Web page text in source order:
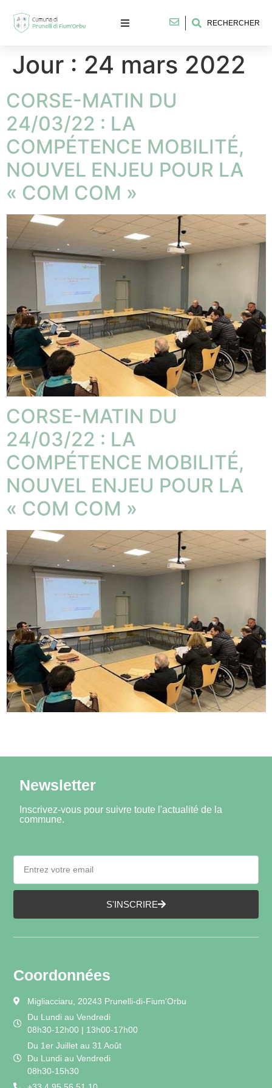
RECHERCHER
Jour : 24 mars 2022
CORSE-MATIN DU
24/03/22 : LA
COMPÉTENCE MOBILITÉ,
NOUVEL ENJEU POUR LA
« COM COM »
CORSE-MATIN DU
24/03/22 : LA
COMPÉTENCE MOBILITÉ,
NOUVEL ENJEU POUR LA
« COM COM »
Newsletter
Inscrivez-vous pour suivre toute l'actualité de la
commune.
S'INSCRIRE
Coordonnées
Migliacciaru, 20243 Prunelli-di-Fium'Orbu
Du Lundi au Vendredi
08h30-12h00 | 13h00-17h00
Du 1er Juillet au 31 Août
Du Lundi au Vendredi
08h30-15h30